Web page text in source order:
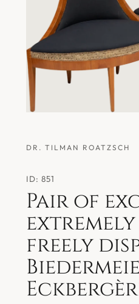
DR. TILMAN ROATZSCH
ID: 851
Pair of
freely